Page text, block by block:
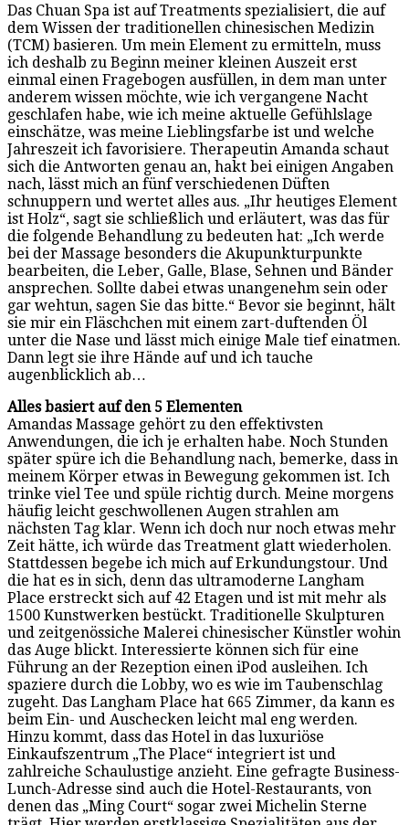
Das Chuan Spa ist auf Treatments spezialisiert, die auf
dem Wissen der traditionellen chinesischen Medizin
(TCM) basieren. Um mein Element zu ermitteln, muss
ich deshalb zu Beginn meiner kleinen Auszeit erst
einmal einen Fragebogen ausfüllen, in dem man unter
anderem wissen möchte, wie ich vergangene Nacht
geschlafen habe, wie ich meine aktuelle Gefühlslage
einschätze, was meine Lieblingsfarbe ist und welche
Jahreszeit ich favorisiere. Therapeutin Amanda schaut
sich die Antworten genau an, hakt bei einigen Angaben
nach, lässt mich an fünf verschiedenen Düften
schnuppern und wertet alles aus. „Ihr heutiges Element
ist Holz“, sagt sie schließlich und erläutert, was das für
die folgende Behandlung zu bedeuten hat: „Ich werde
bei der Massage besonders die Akupunkturpunkte
bearbeiten, die Leber, Galle, Blase, Sehnen und Bänder
ansprechen. Sollte dabei etwas unangenehm sein oder
gar wehtun, sagen Sie das bitte.“ Bevor sie beginnt, hält
sie mir ein Fläschchen mit einem zart-duftenden Öl
unter die Nase und lässt mich einige Male tief einatmen.
Dann legt sie ihre Hände auf und ich tauche
augenblicklich ab…
Alles basiert auf den 5 Elementen
Amandas Massage gehört zu den effektivsten
Anwendungen, die ich je erhalten habe. Noch Stunden
später spüre ich die Behandlung nach, bemerke, dass in
meinem Körper etwas in Bewegung gekommen ist. Ich
trinke viel Tee und spüle richtig durch. Meine morgens
häufig leicht geschwollenen Augen strahlen am
nächsten Tag klar. Wenn ich doch nur noch etwas mehr
Zeit hätte, ich würde das Treatment glatt wiederholen.
Stattdessen begebe ich mich auf Erkundungstour. Und
die hat es in sich, denn das ultramoderne Langham
Place erstreckt sich auf 42 Etagen und ist mit mehr als
1500 Kunstwerken bestückt. Traditionelle Skulpturen
und zeitgenössiche Malerei chinesischer Künstler wohin
das Auge blickt. Interessierte können sich für eine
Führung an der Rezeption einen iPod ausleihen. Ich
spaziere durch die Lobby, wo es wie im Taubenschlag
zugeht. Das Langham Place hat 665 Zimmer, da kann es
beim Ein- und Auschecken leicht mal eng werden.
Hinzu kommt, dass das Hotel in das luxuriöse
Einkaufszentrum „The Place“ integriert ist und
zahlreiche Schaulustige anzieht. Eine gefragte Business-
Lunch-Adresse sind auch die Hotel-Restaurants, von
denen das „Ming Court“ sogar zwei Michelin Sterne